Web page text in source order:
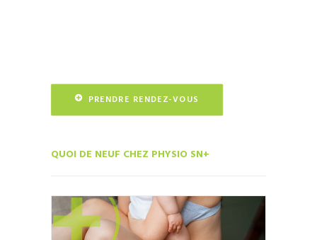
PRENDRE RENDEZ-VOUS
QUOI DE NEUF CHEZ PHYSIO SN+